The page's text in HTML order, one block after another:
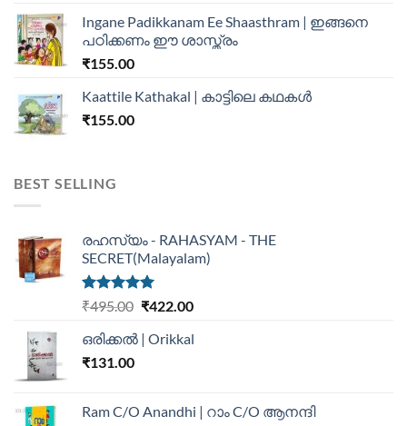
Ingane Padikkanam Ee Shaasthram | ഇങ്ങനെ
പഠിക്കണം ഈ ശാസ്ത്രം
₹155.00
Kaattile Kathakal | കാട്ടിലെ കഥകള്‍
₹155.00
BEST SELLING
രഹസ്യം - RAHASYAM - THE
SECRET(Malayalam)
Rated5.00
₹495.00 ₹422.00
ഒരിക്കൽ | Orikkal
₹131.00
Ram C/O Anandhi | റാം C/O ആനന്ദി